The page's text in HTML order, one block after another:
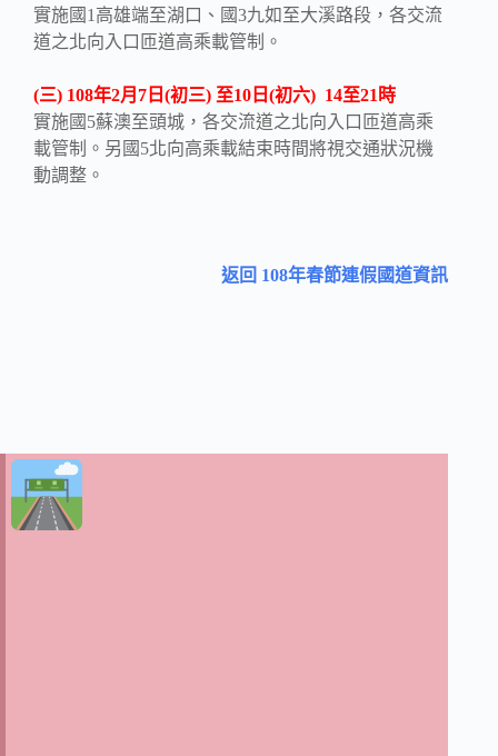
實施國1高雄端至湖口、國3九如至大溪路段，各交流
道之北向入口匝道高乘載管制。
(三) 108年2月7日(初三) 至10日(初六) 14至21時
實施國5蘇澳至頭城，各交流道之北向入口匝道高乘
載管制。另國5北向高乘載結束時間將視交通狀況機
動調整。
返回 108年春節連假國道資訊